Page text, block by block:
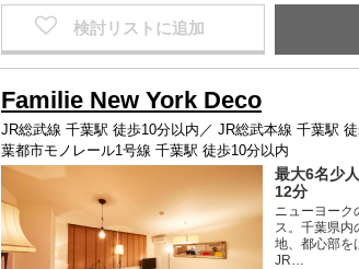
検討リストに追加
Familie New York Deco
JR総武線 千葉駅 徒歩10分以内／ JR総武本線 千葉駅
葉都市モノレール1号線 千葉駅 徒歩10分以内
最大6名少
12分
ニューヨーク
ス。千葉県内
地、都心部を
JR…